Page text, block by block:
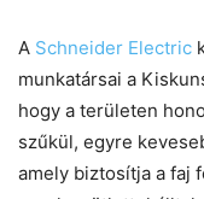
A Schneider Electric
munkatársai a
hogy a területen
szűkül, egyre
amely biztosítja a faj